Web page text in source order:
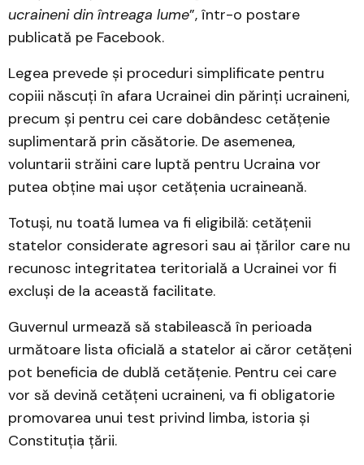
ucraineni din întreaga lume”, într-o postare
publicată pe Facebook.
Legea prevede și proceduri simplificate pentru
copiii născuți în afara Ucrainei din părinți ucraineni,
precum și pentru cei care dobândesc cetățenie
suplimentară prin căsătorie. De asemenea,
voluntarii străini care luptă pentru Ucraina vor
putea obține mai ușor cetățenia ucraineană.
Totuși, nu toată lumea va fi eligibilă: cetățenii
statelor considerate agresori sau ai țărilor care nu
recunosc integritatea teritorială a Ucrainei vor fi
excluși de la această facilitate.
Guvernul urmează să stabilească în perioada
următoare lista oficială a statelor ai căror cetățeni
pot beneficia de dublă cetățenie. Pentru cei care
vor să devină cetățeni ucraineni, va fi obligatorie
promovarea unui test privind limba, istoria și
Constituția țării.